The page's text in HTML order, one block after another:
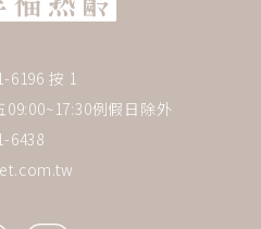
6196 按 1
例假日除外
6438